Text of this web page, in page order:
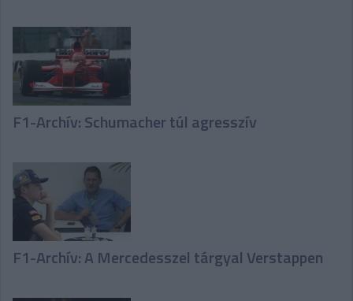
F1-Archív: Schumacher túl agresszív
F1-Archív: A Mercedesszel tárgyal Verstappen